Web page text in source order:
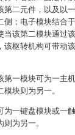
第二元件，以及以
侧；电子模块结合
当该第二模块通过
该枢转机构可带动
第一模块可为一主
块则为另一。
为一键盘模块或一
为另一。